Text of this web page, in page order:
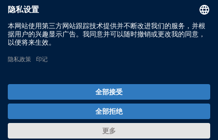
使用条件
隐私政策
版权声明与一般条款及条件